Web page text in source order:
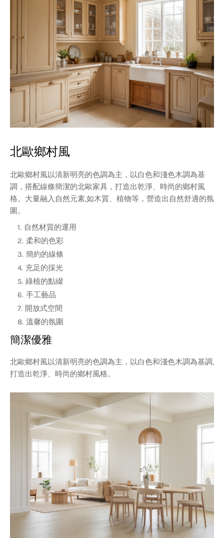
北歐鄉村風
北歐鄉村風以清新明亮的色調為主，以白色和淺色木調為基
調，搭配線條簡潔的北歐家具，打造出乾淨、時尚的鄉村風
格。大量融入自然元素,如木質、植物等，營造出自然舒適的氛
圍。
自然材質的運用
柔和的色彩
簡約的線條
充足的採光
綠植的點綴
手工藝品
開放式空間
溫馨的氛圍
簡潔優雅
北歐鄉村風以清新明亮的色調為主，以白色和淺色木調為基調,
打造出乾淨、時尚的鄉村風格。